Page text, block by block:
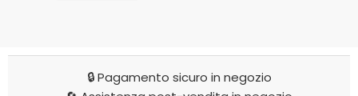
🔒 Pagamento sicuro in negozio